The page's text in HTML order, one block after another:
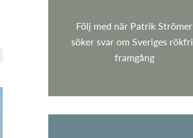
Följ med när Patrik Strömer
söker svar om Sveriges
framgång